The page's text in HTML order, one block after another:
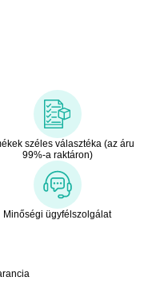
széles választéka (az áru
99%-a raktáron)
Minőségi ügyfélszolgálat